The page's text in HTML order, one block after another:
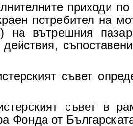
приходи
потребител на
на вътрешния
действия,
съвет
съвет в
Фонда от